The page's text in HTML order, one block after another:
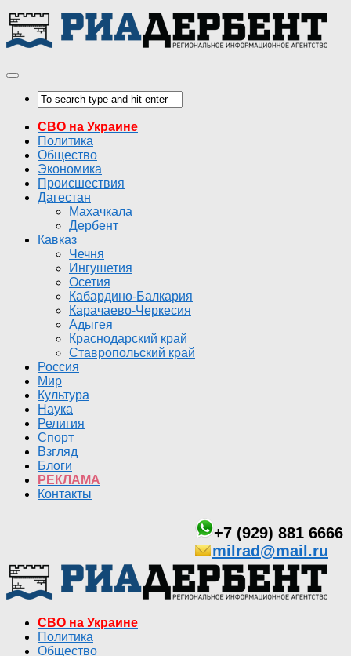
СВО на Украине
Политика
Общество
Экономика
Происшествия
Дагестан
Махачкала
Дербент
Кавказ
Чечня
Ингушетия
Осетия
Кабардино-Балкария
Карачаево-Черкесия
Адыгея
Краснодарский край
Ставропольский край
Россия
Мир
Культура
Наука
Религия
Спорт
Взгляд
Блоги
РЕКЛАМА
Контакты
+7 (929) 881 6666
milrad@mail.ru
СВО на Украине
Политика
Общество